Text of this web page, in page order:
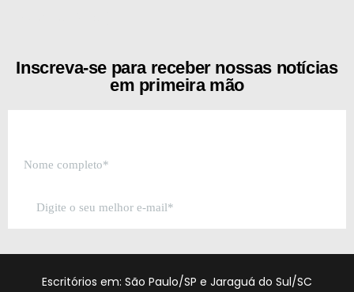
Inscreva-se para receber nossas notícias
em primeira mão
Escritórios em: São Paulo/SP e Jaraguá do Sul/SC